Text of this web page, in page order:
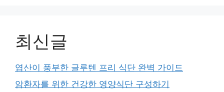
최신글
엽산이 풍부한 글루텐 프리 식단 완벽 가이드
암환자를 위한 건강한 영양식단 구성하기